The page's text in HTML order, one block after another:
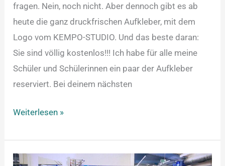
fragen. Nein, noch nicht. Aber dennoch gibt es ab
heute die ganz druckfrischen Aufkleber, mit dem
Logo vom KEMPO-STUDIO. Und das beste daran:
Sie sind völlig kostenlos!!! Ich habe für alle meine
Schüler und Schülerinnen ein paar der Aufkleber
reserviert. Bei deinem nächsten
Weiterlesen »
Schöne